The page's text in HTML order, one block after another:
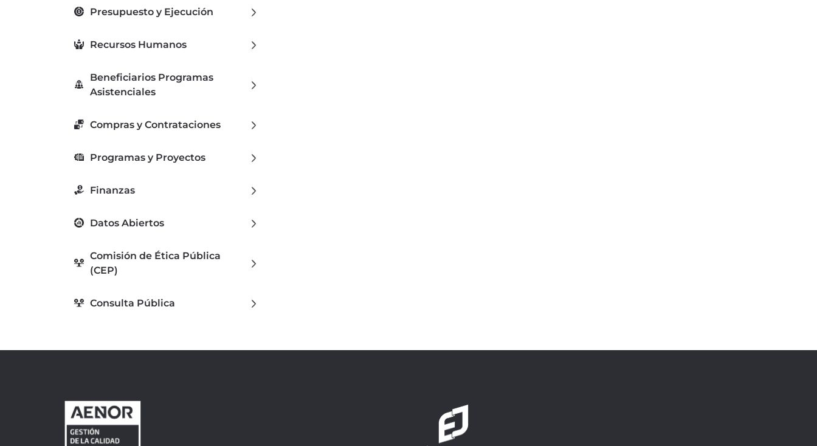
Presupuesto y Ejecución
Recursos Humanos
Beneficiarios Programas
Asistenciales
Compras y Contrataciones
Programas y Proyectos
Finanzas
Datos Abiertos
Comisión de Ética Pública
(CEP)
Consulta Pública